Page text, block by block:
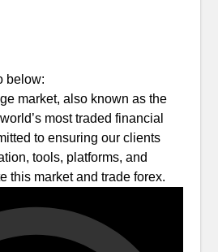
below:
market, also known as the
most traded financial
to ensuring our clients
tools, platforms, and
this market and trade forex.